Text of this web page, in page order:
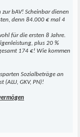
bAV! Scheinbar dienen
denn 84.000 € mal 4
für die ersten 8 Jahre.
plus 20 %
174 €! Wie kommen
Sozialbeträge an
(ALU, GKV, PN)!